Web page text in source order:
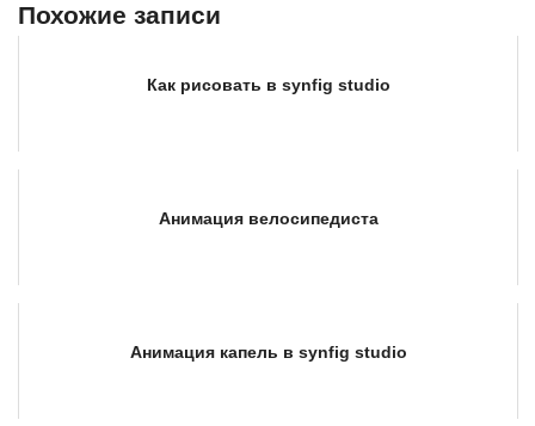
Похожие записи
Как рисовать в synfig studio
Анимация велосипедиста
Анимация капель в synfig studio